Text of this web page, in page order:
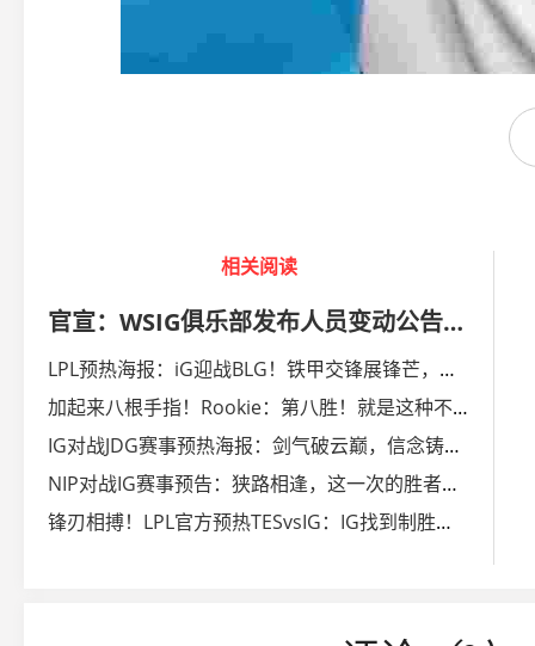
相关阅读
官宣：WSIG俱乐部发布人员变动公告：jowa即日起正式加入
LPL预热海报：iG迎战BLG！铁甲交锋展锋芒，烈焰飞腾破苍穹
加起来八根手指！Rookie：第八胜！就是这种不加班的感觉！
IG对战JDG赛事预热海报：剑气破云巅，信念铸铁壁
NIP对战IG赛事预告：狭路相逢，这一次的胜者将会是谁？
锋刃相搏！LPL官方预热TESvsIG：IG找到制胜之法 还是TES四连胜？